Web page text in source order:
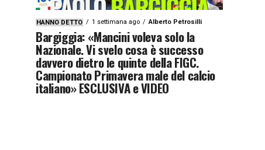
HANNO DETTO 1 settimana ago Alberto Petrosilli
Bargiggia: «Mancini voleva solo la
Nazionale. Vi svelo cosa è successo
davvero dietro le quinte della FIGC.
Campionato Primavera male del calcio
italiano» ESCLUSIVA e VIDEO